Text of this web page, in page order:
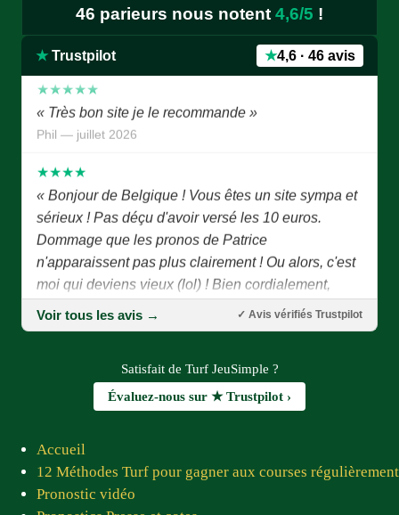
46 parieurs nous notent 4,6/5 !
★ Trustpilot ★4,6 · 46 avis
va bien.contuiner ainsi, c'est super »
Edmond — juillet 2026
★★★★★
« Très bon site je le recommande »
Phil — juillet 2026
« Bonjour de Belgique ! Vous êtes un site sympa et
sérieux ! Pas déçu d'avoir versé les 10 euros.
Dommage que les pronos de Patrice
n'apparaissent pas plus clairement ! Ou alors, c'est
moi qui deviens vieux (lol) ! Bien cordialement,
Joseph P. »
Joseph P. — juillet 2026
« Bonjour Patrice, Tout d'abord je vous remercie
d'avoir eu l'idée de créer ce site combien important
merci à tous les membres du site qui, chaque jour,
nous proposent des pronostics fiables. Prompt
rétablissement à Jean Luc ! Vous êtes tous sympas
et adorables »
Voir tous les avis → ✓ Avis vérifiés Trustpilot
Satisfait de Turf JeuSimple ?
Évaluez-nous sur ★ Trustpilot ›
Accueil
12 Méthodes Turf pour gagner aux courses régulièrement
Pronostic vidéo